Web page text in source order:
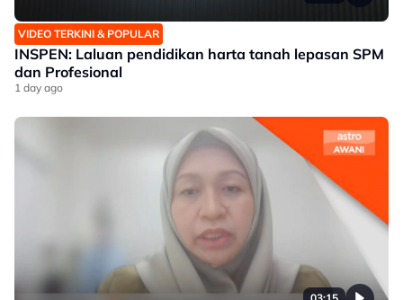
VIDEO TERKINI & POPULAR
INSPEN: Laluan pendidikan harta tanah lepasan SPM
dan Profesional
1 day ago